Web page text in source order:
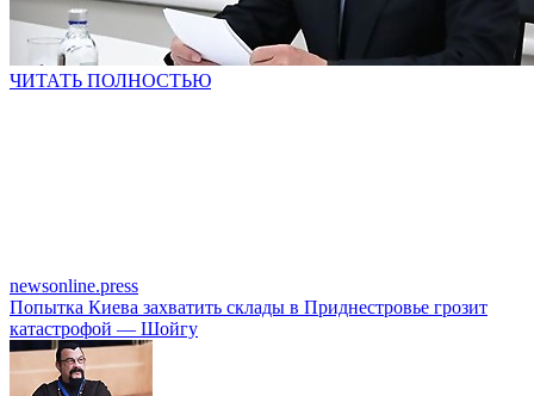
ЧИТАТЬ ПОЛНОСТЬЮ
newsonline.press
Попытка Киева захватить склады в Приднестровье грозит
катастрофой — Шойгу